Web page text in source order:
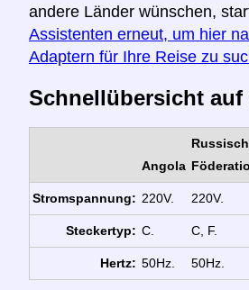
andere Länder wünschen,
Assistenten erneut, um hier
Adaptern für Ihre Reise zu
Schnellübersicht
Angola
Stromspannung: 220V. 220V.
Steckertyp: C. C, F.
Hertz: 50Hz. 50Hz.